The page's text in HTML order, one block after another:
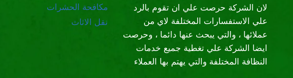
لان الشركة حرصت علي ان تقوم بالرد
علي الاستفسارات المختلفة لاي من
عملائها ، والتي يبحث عنها دائما ، وحرصت
ايضا الشركة علي تغطية جميع خدمات
النظافة المختلفة والتي يهتم بها العملاء
مكافحة الحشرات
نقل الاثاث